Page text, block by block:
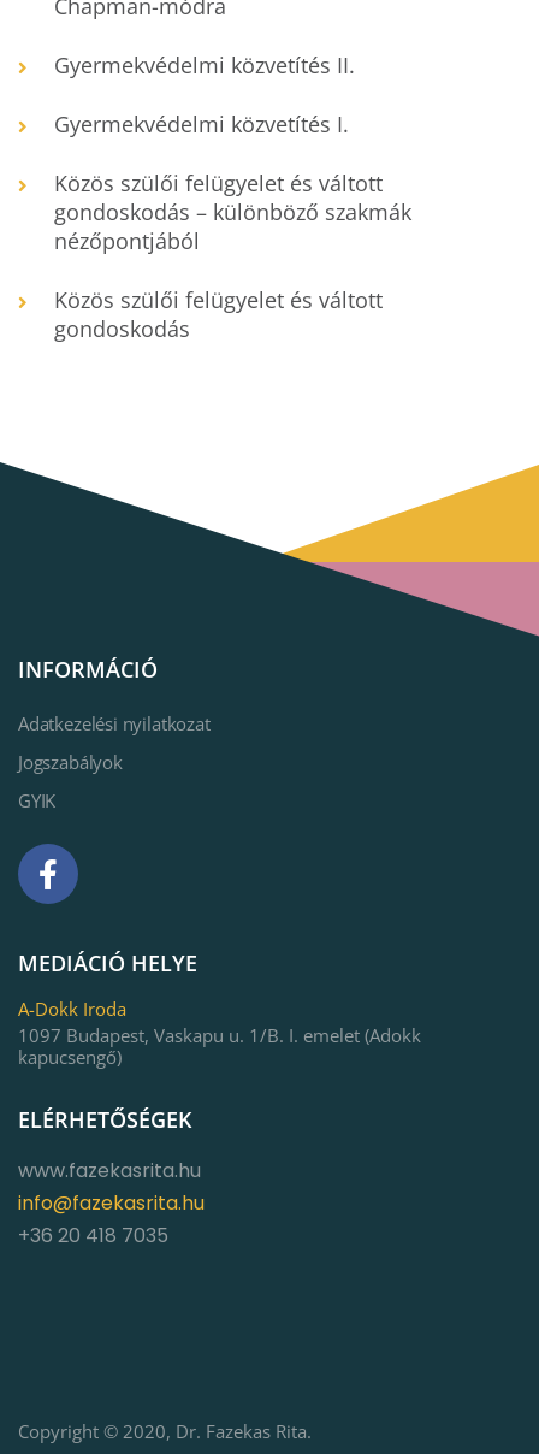
Chapman-módra
Gyermekvédelmi közvetítés II.
Gyermekvédelmi közvetítés I.
Közös szülői felügyelet és váltott
gondoskodás – különböző szakmák
nézőpontjából
Közös szülői felügyelet és váltott
gondoskodás
ELÉRHETŐSÉGEK
www.fazekasrita.hu
info@fazekasrita.hu
+36 20 418 7035
MEDIÁCIÓ HELYE
A-Dokk Iroda
1097 Budapest, Vaskapu u. 1/B. I. emelet (Adokk
kapucsengő)
INFORMÁCIÓ
Adatkezelési nyilatkozat
Jogszabályok
GYIK
Copyright © 2020, Dr. Fazekas Rita.